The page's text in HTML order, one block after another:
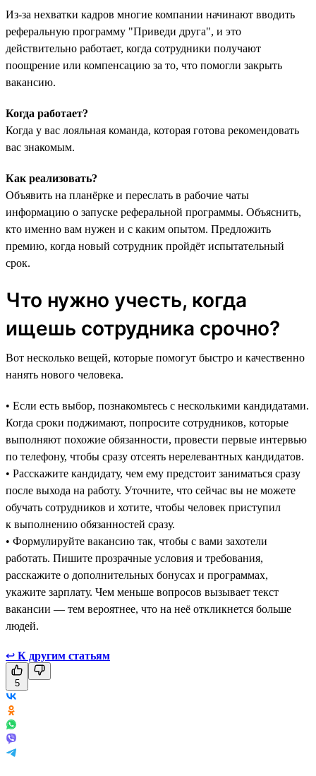
Из-за нехватки кадров многие компании начинают вводить
реферальную программу "‎Приведи друга",‎ и это
действительно работает, когда сотрудники получают
поощрение или компенсацию за то, что помогли закрыть
вакансию.
Когда работает?
Когда у вас лояльная команда, которая готова рекомендовать
вас знакомым.
Как реализовать?
Объявить на планёрке и переслать в рабочие чаты
информацию о запуске реферальной программы. Объяснить,
кто именно вам нужен и с каким опытом. Предложить
премию, когда новый сотрудник пройдёт испытательный
срок.
Что нужно учесть, когда
ищешь сотрудника срочно?
Вот несколько вещей, которые помогут быстро и качественно
нанять нового человека.
• Если есть выбор, познакомьтесь с несколькими кандидатами.
Когда сроки поджимают, попросите сотрудников, которые
выполняют похожие обязанности, провести первые интервью
по телефону, чтобы сразу отсеять нерелевантных кандидатов.
• Расскажите кандидату, чем ему предстоит заниматься сразу
после выхода на работу. Уточните, что сейчас вы не можете
обучать сотрудников и хотите, чтобы человек приступил
к выполнению обязанностей сразу.
• Формулируйте вакансию так, чтобы с вами захотели
работать. Пишите прозрачные условия и требования,
расскажите о дополнительных бонусах и программах,
укажите зарплату. Чем меньше вопросов вызывает текст
вакансии — тем вероятнее, что на неё откликнется больше
людей.
↩ К другим статьям
5